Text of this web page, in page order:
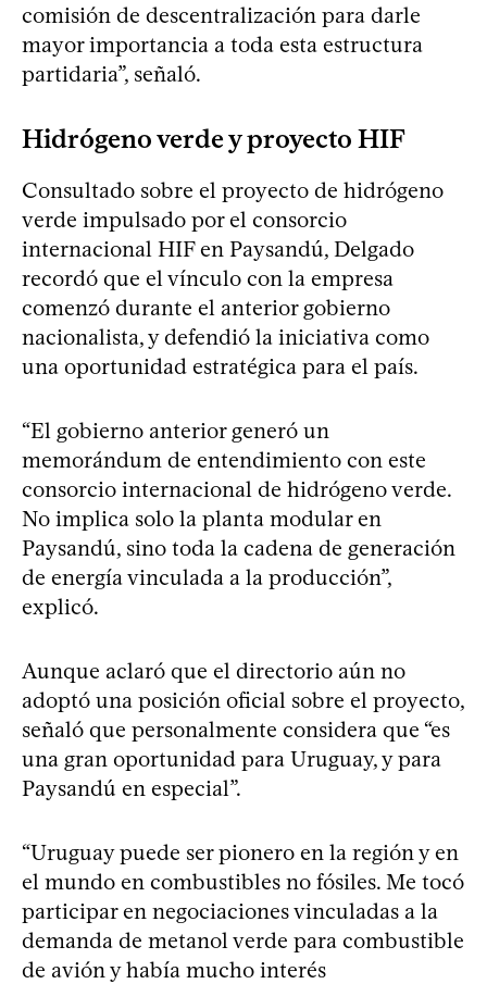
comisión de descentralización para darle
mayor importancia a toda esta estructura
partidaria”, señaló.
Hidrógeno verde y proyecto HIF
Consultado sobre el proyecto de hidrógeno
verde impulsado por el consorcio
internacional HIF en Paysandú, Delgado
recordó que el vínculo con la empresa
comenzó durante el anterior gobierno
nacionalista, y defendió la iniciativa como
una oportunidad estratégica para el país.
“El gobierno anterior generó un
memorándum de entendimiento con este
consorcio internacional de hidrógeno verde.
No implica solo la planta modular en
Paysandú, sino toda la cadena de generación
de energía vinculada a la producción”,
explicó.
Aunque aclaró que el directorio aún no
adoptó una posición oficial sobre el proyecto,
señaló que personalmente considera que “es
una gran oportunidad para Uruguay, y para
Paysandú en especial”.
“Uruguay puede ser pionero en la región y en
el mundo en combustibles no fósiles. Me tocó
participar en negociaciones vinculadas a la
demanda de metanol verde para combustible
de avión y había mucho interés